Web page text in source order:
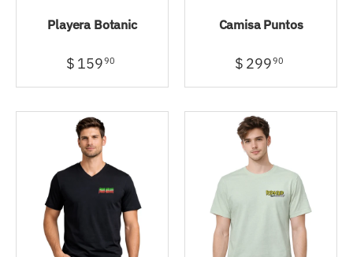
Playera Botanic
$ 15990
Camisa Puntos
$ 29990